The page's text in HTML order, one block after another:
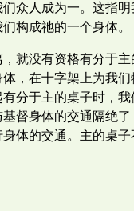
众人成为一。这指
构成祂的一个身体。
就没有资格有分于
，在十字架上为我
分于主的桌子时，
督身体的交通隔绝
体的交通。主的桌